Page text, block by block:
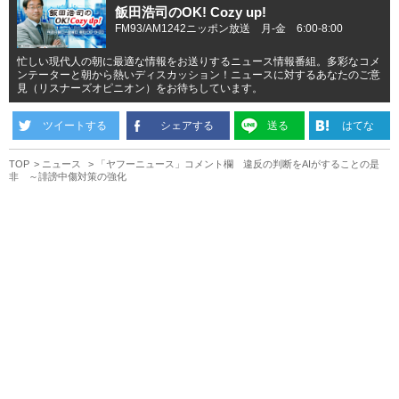
飯田浩司のOK! Cozy up!
FM93/AM1242ニッポン放送 月-金 6:00-8:00
忙しい現代人の朝に最適な情報をお送りするニュース情報番組。多彩なコメ
ンテーターと朝から熱いディスカッション！ニュースに対するあなたのご意
見（リスナーズオピニオン）をお待ちしています。
ツイートする シェアする 送る はてな
TOP ニュース
「ヤフーニュース」コメント欄 違反の判断をAIがすることの是
非 ～誹謗中傷対策の強化